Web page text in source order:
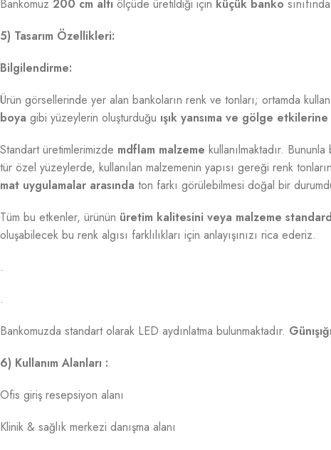
Bankomuz 200 cm altı ölçüde üretildiği için küçük banko
5) Tasarım Özellikleri:
Bilgilendirme:
Ürün görsellerinde yer alan bankoların renk ve tonları; ortamda
boya gibi yüzeylerin oluşturduğu ışık yansıma ve gölge etkilerine
Standart üretimlerimizde mdflam malzeme kullanılmaktadır.
tür özel yüzeylerde, kullanılan malzemenin yapısı gereği renk
mat uygulamalar arasında ton farkı görülebilmesi doğal bir
Tüm bu etkenler, ürünün üretim kalitesini veya malzeme
oluşabilecek bu renk algısı farklılıkları için anlayışınızı rica ederiz.
.
.
Bankomuzda standart olarak LED aydınlatma bulunmaktadır.
6) Kullanım Alanları :
Ofis giriş resepsiyon alanı
Klinik & sağlık merkezi danışma alanı